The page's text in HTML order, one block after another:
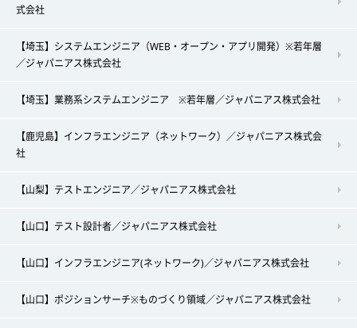
式会社
【埼玉】システムエンジニア（WEB・オープン・アプリ開発）※若年層
／ジャパニアス株式会社
【埼玉】業務系システムエンジニア ※若年層／ジャパニアス株式会社
【鹿児島】インフラエンジニア（ネットワーク）／ジャパニアス株式会
社
【山梨】テストエンジニア／ジャパニアス株式会社
【山口】テスト設計者／ジャパニアス株式会社
【山口】インフラエンジニア(ネットワーク)／ジャパニアス株式会社
【山口】ポジションサーチ※ものづくり領域／ジャパニアス株式会社